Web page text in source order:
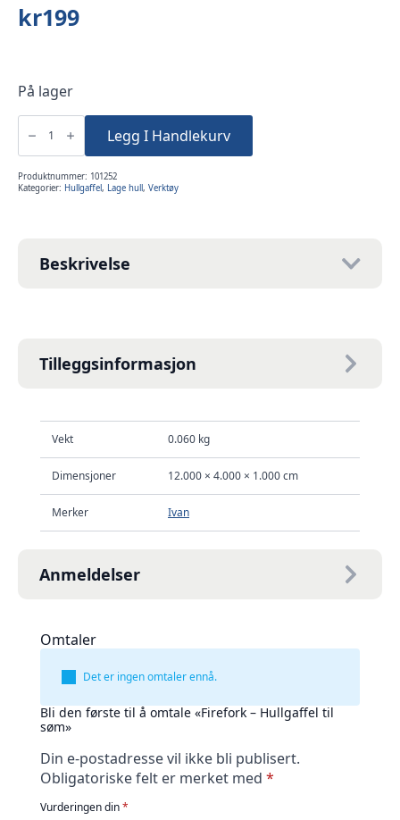
kr199
På lager
Firefork
Hullgaffel
til
antall
Legg I Handlekurv
Produktnummer: 101252
Kategorier: Hullgaffel, Lage hull, Verktøy
Beskrivelse
Tilleggsinformasjon
Vekt 0.060 kg
Dimensjoner 12.000 × 4.000 × 1.000 cm
Merker Ivan
Anmeldelser
Omtaler
Det er ingen omtaler ennå.
Bli den første til å omtale «Firefork – Hullgaffel til
søm»
Din e-postadresse vil ikke bli publisert.
Obligatoriske felt er merket med *
Vurderingen din*